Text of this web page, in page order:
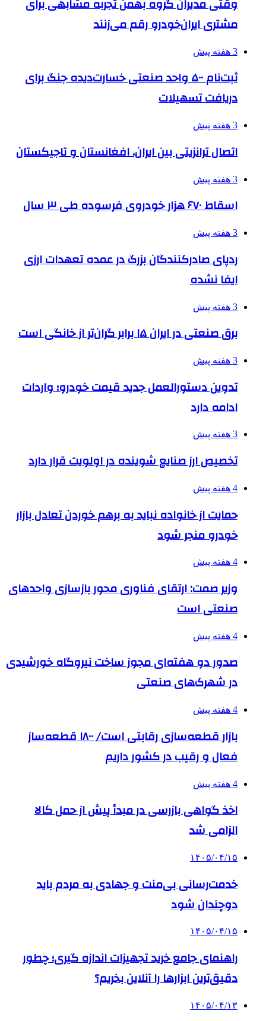
وقتی مدیران گروه بهمن تجربه مشابهی برای
مشتری ایران‌خودرو رقم می‌زنند
3 هفته پیش
ثبت‌نام ۵۰۰ واحد صنعتی خسارت‌دیده جنگ برای
دریافت تسهیلات
3 هفته پیش
اتصال ترانزیتی بین ایران، افغانستان و تاجیکستان
3 هفته پیش
اسقاط ۶۷۰ هزار خودروی فرسوده طی ۳ سال
3 هفته پیش
ردپای صادرکنندگان بزرگ در عمده تعهدات ارزی
ایفا نشده
3 هفته پیش
برق صنعتی در ایران ۱۵ برابر گران‌تر از خانگی است
3 هفته پیش
تدوین دستورالعمل جدید قیمت خودرو؛ واردات
ادامه دارد
3 هفته پیش
تخصیص ارز صنایع شوینده در اولویت قرار دارد
4 هفته پیش
حمایت از خانواده نباید به برهم خوردن تعادل بازار
خودرو منجر شود
4 هفته پیش
وزیر صمت: ارتقای فناوری محور بازسازی واحدهای
صنعتی است
4 هفته پیش
صدور دو هفته‌ای مجوز ساخت نیروگاه خورشیدی
در شهرک‌های صنعتی
4 هفته پیش
بازار قطعه‌سازی رقابتی است/ ۱۸۰۰ قطعه‌ساز
فعال و رقیب در کشور داریم
4 هفته پیش
اخذ گواهی بازرسی در مبدأ پیش از حمل کالا
الزامی شد
۱۴۰۵/۰۴/۱۵
خدمت‌رسانی بی‌منت و جهادی به مردم باید
دوچندان شود
۱۴۰۵/۰۴/۱۵
راهنمای جامع خرید تجهیزات اندازه گیری؛ چطور
دقیق‌ترین ابزارها را آنلاین بخریم؟
۱۴۰۵/۰۴/۱۳